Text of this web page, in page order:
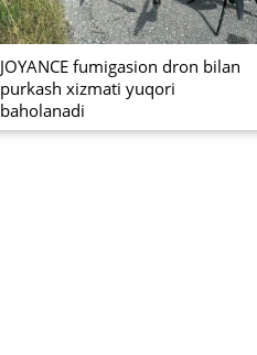
JOYANCE fumigasion dron bilan
purkash xizmati yuqori
baholanadi